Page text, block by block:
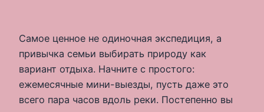
Самое ценное не одиночная экспедиция, а
привычка семьи выбирать природу как
вариант отдыха. Начните с простого:
ежемесячные мини-выезды, пусть даже это
всего пара часов вдоль реки. Постепенно вы